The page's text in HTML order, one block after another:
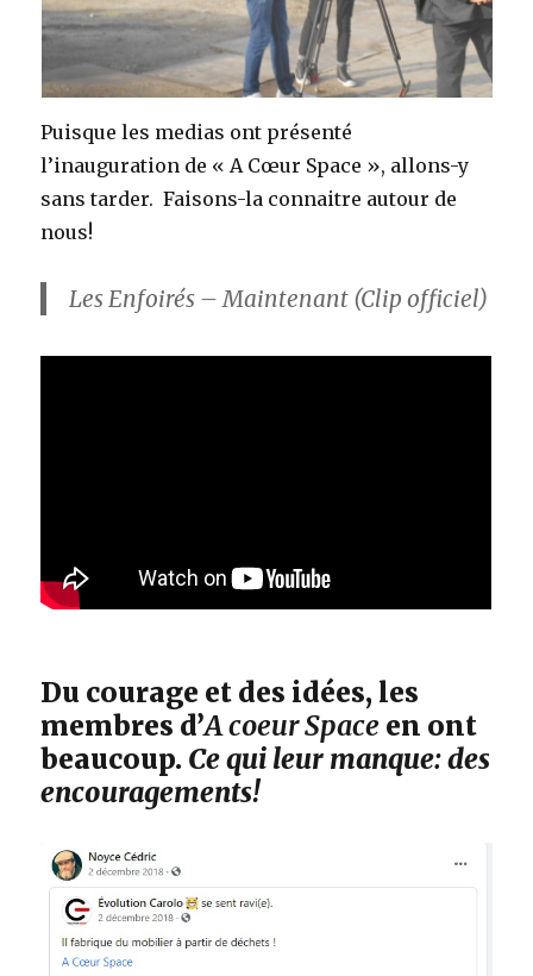
Puisque les medias ont présenté
l’inauguration de « A Cœur Space », allons-y
sans tarder. Faisons-la connaitre autour de
nous!
Les Enfoirés – Maintenant (Clip officiel)
Du courage et des idées, les
membres d’A coeur Space en ont
beaucoup. Ce qui leur manque: des
encouragements!